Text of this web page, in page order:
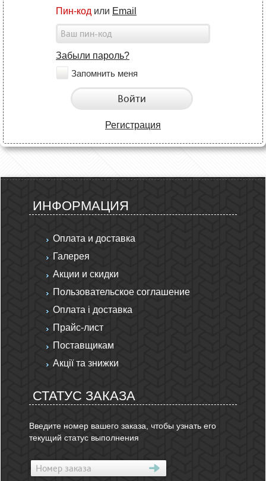
Пин-код или Email
Забыли пароль?
Запомнить меня
Войти
Регистрация
ИНФОРМАЦИЯ
Оплата и доставка
Галерея
Акции и скидки
Пользовательское соглашение
Оплата і доставка
Прайс-лист
Поставщикам
Акції та знижки
СТАТУС ЗАКАЗА
Введите номер вашего заказа, чтобы узнать его
текущий статус выполнения